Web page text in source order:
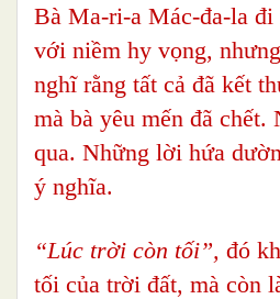
Bà Ma-ri-a Mác-đa-la đi
với niềm hy vọng,
nghĩ rằng tất cả đã kết
mà bà yêu mến đã chết.
qua. Những lời hứa
ý nghĩa.
“Lúc trời còn tối”, đó
tối của trời đất, mà còn